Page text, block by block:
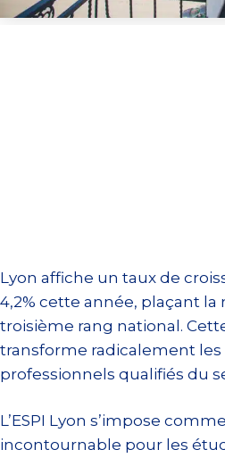
Lyon affiche un taux de
4,2% cette année, plaçant la
troisième rang national.
transforme radicalement les
professionnels qualifiés du
L’ESPI Lyon s’impose
incontournable pour les